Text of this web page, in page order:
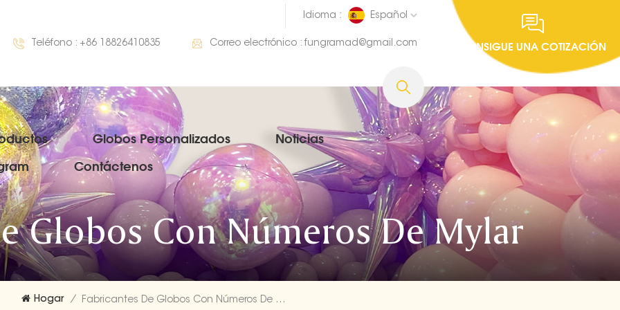
CONSIGUE UNA COTIZACIÓN
Idioma : Español
Teléfono : +86 18826410835 Correo electrónico :fungramad@gmail.com
Globos Personalizados
Noticias
Contáctenos
Globos Con Números De Mylar
Hogar / Fabricantes De Globos Con Números De Mylar